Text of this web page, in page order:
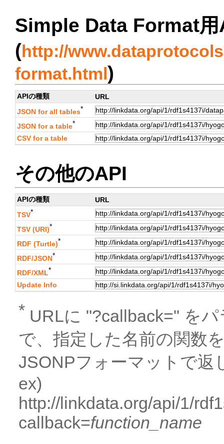
Simple Data Format用
(http://
format.html)
APIの種類
URL
JSON for all tables*
JSON for a table*
CSV for a table
その他のAPI
APIの種類
URL
TSV*
TSV (URI)*
RDF (Turtle)*
RDF/JSON*
RDF/XML*
Update Info
* URLに "?callback=" を
で、指定した名前の関数
JSONPフォーマットで返
ex)
http://linkdata.org/api/1/
callback=function_name